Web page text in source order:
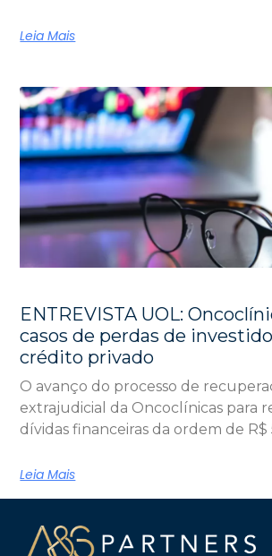
Leia Mais
ENTREVISTA UOL:
casos de perdas de
crédito privado
O avanço do processo de
extrajudicial da Oncoclínicas para
dívidas financeiras da ordem de R$
Leia Mais